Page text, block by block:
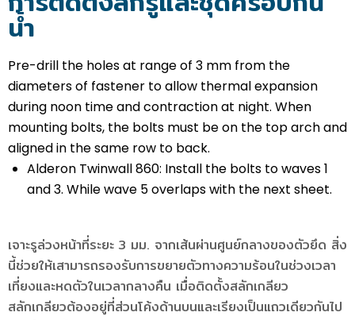
น้ำ
Pre-drill the holes at range of 3 mm from the
diameters of fastener to allow thermal expansion
during noon time and contraction at night. When
mounting bolts, the bolts must be on the top arch and
aligned in the same row to back.
Alderon Twinwall 860: Install the bolts to waves 1
and 3. While wave 5 overlaps with the next sheet.
เจาะรูล่วงหน้าที่ระยะ 3 มม. จากเส้นผ่านศูนย์กลางของตัวยึด สิ่ง
นี้ช่วยให้เสามารถรองรับการขยายตัวทางความร้อนในช่วงเวลา
เที่ยงและหดตัวในเวลากลางคืน เมื่อติดตั้งสลักเกลียว
สลักเกลียวต้องอยู่ที่ส่วนโค้งด้านบนและเรียงเป็นแถวเดียวกันไป